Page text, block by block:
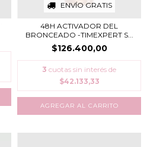
ENVÍO GRATIS
48H ACTIVADOR DEL
BRONCEADO -TIMEXPERT S...
$126.400,00
3 cuotas sin interés de
$42.133,33